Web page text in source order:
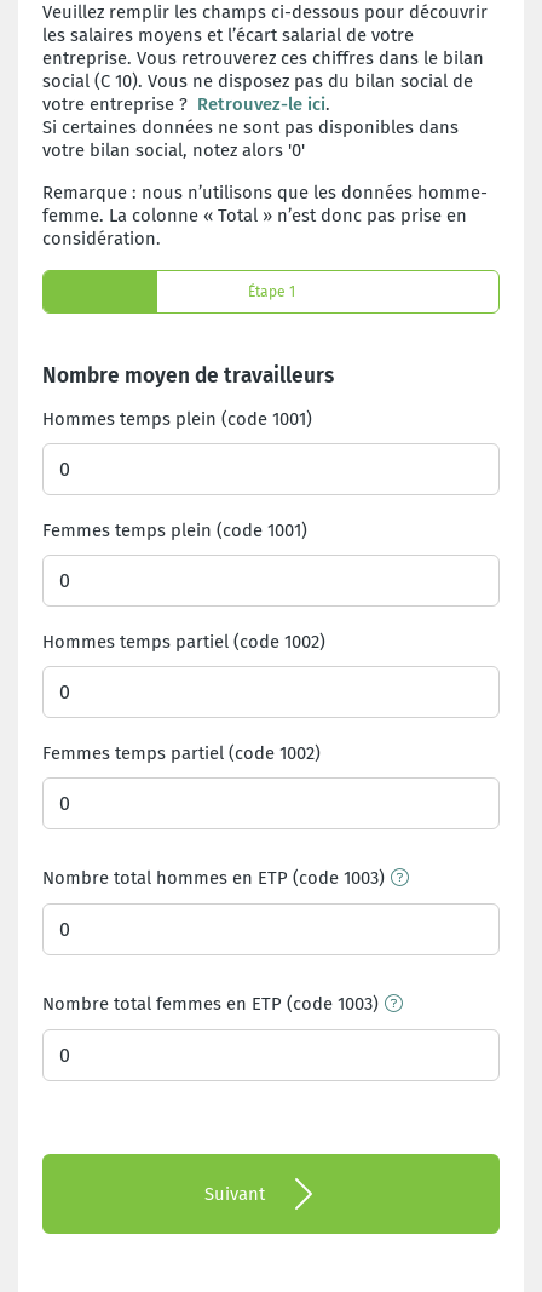
Veuillez remplir les champs ci-dessous pour découvrir
les salaires moyens et l’écart salarial de votre
entreprise. Vous retrouverez ces chiffres dans le bilan
social (C 10). Vous ne disposez pas du bilan social de
votre entreprise ? Retrouvez-le ici.
Si certaines données ne sont pas disponibles dans
votre bilan social, notez alors '0'
Remarque : nous n’utilisons que les données homme-
femme. La colonne « Total » n’est donc pas prise en
considération.
Étape 1
Étape 1
Nombre moyen de travailleurs
Hommes temps plein (code 1001)
Femmes temps plein (code 1001)
Hommes temps partiel (code 1002)
Femmes temps partiel (code 1002)
Nombre total hommes en ETP (code 1003)
Nombre total femmes en ETP (code 1003)
Suivant